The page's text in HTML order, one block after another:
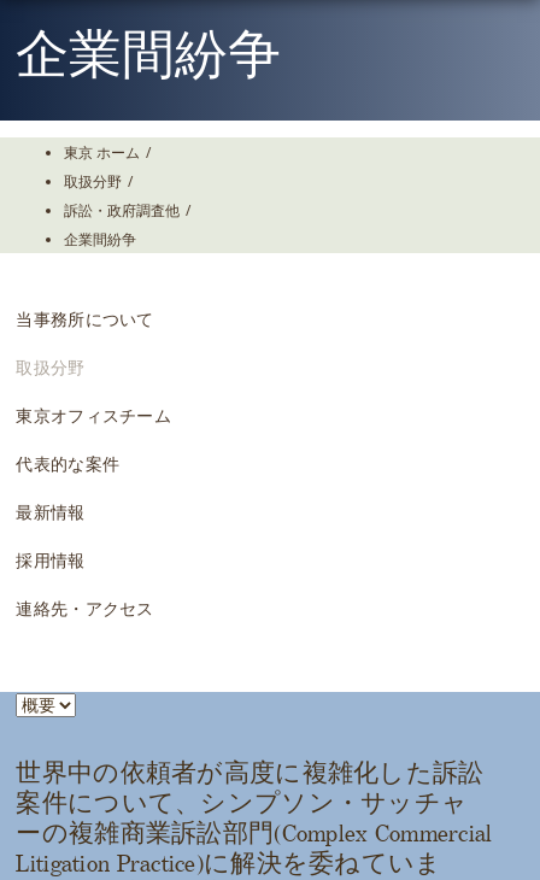
The企業間紛争
東京 ホーム /
取扱分野 /
訴訟・政府調査他 /
企業間紛争
当事務所について
取扱分野
東京オフィスチーム
代表的な案件
最新情報
採用情報
連絡先・アクセス
世界中の依頼者が高度に複雑化した訴訟
案件について、シンプソン・サッチャ
ーの複雑商業訴訟部門(Complex Commercial
Litigation Practice)に解決を委ねていま